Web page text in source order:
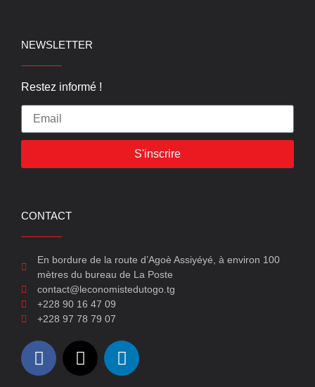
NEWSLETTER
Restez informé !
S'inscrire
CONTACT
En bordure de la route d’Agoè Assiyéyé, à environ 100
mètres du bureau de La Poste
contact@leconomistedutogo.tg
+228 90 16 47 09
+228 97 78 79 07